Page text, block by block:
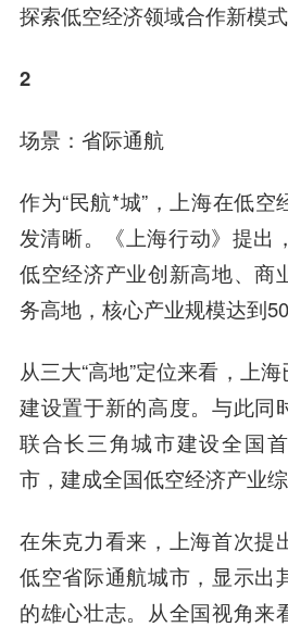
探索低空经济领域合作新模式
2
场景：省际通航
作为“民航*城”，上海在低
发清晰。《上海行动》提出
低空经济产业创新高地、商
务高地，核心产业规模达到
从三大“高地”定位来看，上
建设置于新的高度。与此同
联合长三角城市建设全国
市，建成全国低空经济产业综
在朱克力看来，上海首次提
低空省际通航城市，显示出
的雄心壮志。从全国视角来